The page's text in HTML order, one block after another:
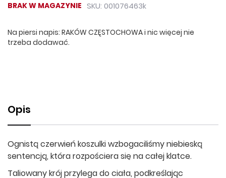
BRAK W MAGAZYNIE SKU 001076463k
Na piersi napis: RAKÓW CZĘSTOCHOWA i nic więcej nie
trzeba dodawać.
Opis
Ognistą czerwień koszulki wzbogaciliśmy niebieską
sentencją, która rozpościera się na całej klatce.
Taliowany krój przylega do ciała, podkreślając